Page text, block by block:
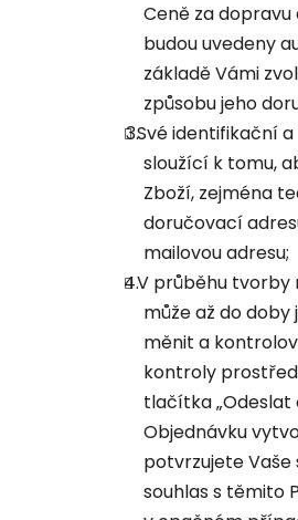
Ceně za
budou uvedeny
základě Vámi
způsobu jeho
Své identifikační
sloužící k tomu,
Zboží, zejména
doručovací
mailovou adresu;
V průběhu tvorby
může až do
měnit a
kontroly
tlačítka „Odeslat
Objednávku
potvrzujete Vaše
souhlas s těmito